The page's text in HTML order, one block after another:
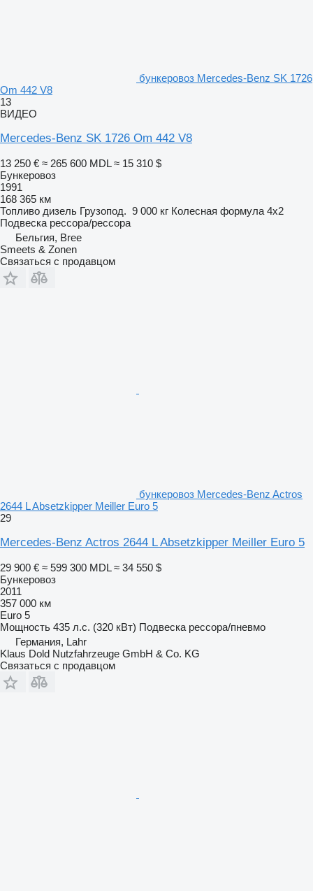
бункеровоз Mercedes-Benz SK 1726
Om 442 V8
13
ВИДЕО
Mercedes-Benz SK 1726 Om 442 V8
13 250 € ≈ 265 600 MDL ≈ 15 310 $
Бункеровоз
1991
168 365 км
Топливо дизель Грузопод. 9 000 кг Колесная формула 4x2
Подвеска рессора/рессора
Бельгия, Bree
Smeets & Zonen
Связаться с продавцом
бункеровоз Mercedes-Benz Actros
2644 L Absetzkipper Meiller Euro 5
29
Mercedes-Benz Actros 2644 L Absetzkipper Meiller Euro 5
29 900 € ≈ 599 300 MDL ≈ 34 550 $
Бункеровоз
2011
357 000 км
Euro 5
Мощность 435 л.с. (320 кВт) Подвеска рессора/пневмо
Германия, Lahr
Klaus Dold Nutzfahrzeuge GmbH & Co. KG
Связаться с продавцом